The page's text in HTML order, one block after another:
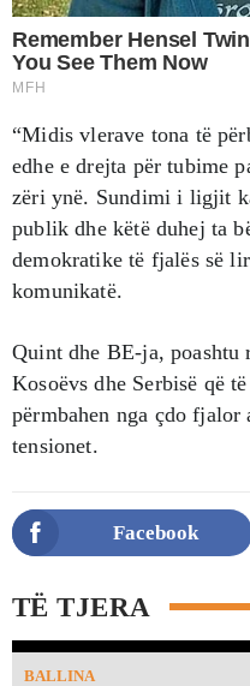
“Midis vlerave tona të
edhe e drejta për tubime
zëri ynë. Sundimi i ligjit
publik dhe këtë duhej ta
demokratike të fjalës së
komunikatë.
Quint dhe BE-ja,
Kosoëvs dhe Serbisë që
përmbahen nga çdo
tensionet.
Facebook
TË TJERA
BALLINA